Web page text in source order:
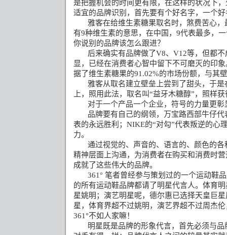
是把握机会的时间更有限，在这样的状况下
适宜的品牌识别，首先要有个好名字，一个
雅客在给维生素糖果取名时，煞费苦心，
有9种维生素的意思，在中国， 9代表最多，
你说别的品牌该怎么跟进？
后来确实有品牌做了V8、 V12等，但都
显，已经在消费者心智中留下不可磨灭的印
据了维生素糖果的91.02%的市场份额，与其
雅客从取名建立壁垒上尝到了甜头，于
上，照用此法，取名叫“益牙木糖醇”，照样
对于一个产品一个企业，符号的力量更彰
品牌要有自己的纲领，万宝路西部牛仔
表的永远胜利； NIKE的“对勾”代表叛逆的心
力。
通过视觉的、声音的、语言的、颜色的
精神层面上沟通，为消费者在购买和消费时
成就了这些伟大的品牌。
361° 笔者曾经参与策划过的一个运动鞋
的所有运动鞋品牌都请了明星代言人。体育
星姚明；演艺明星呢，德尔惠已选择天皇巨
星，体育界超不过姚明，演艺界超不过周杰
361°不如人家嘛！
明星既是品牌的形象代言，首先必须与